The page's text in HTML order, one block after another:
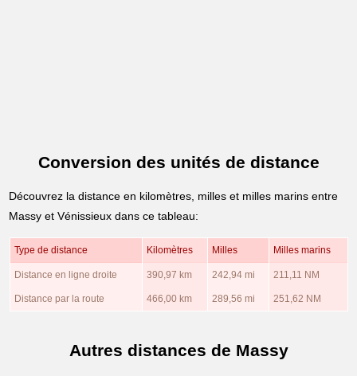
Conversion des unités de distance
Découvrez la distance en kilomètres, milles et milles marins entre
Massy et Vénissieux dans ce tableau:
Type de distance Kilomètres Milles Milles marins
Distance en ligne droite 390,97 km 242,94 mi 211,11 NM
Distance par la route 466,00 km 289,56 mi 251,62 NM
Autres distances de Massy